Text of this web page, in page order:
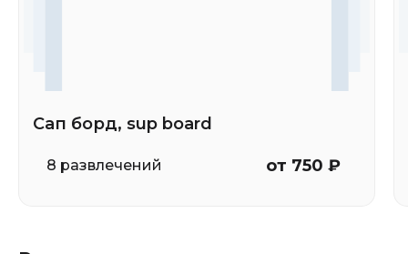
Сап борд, sup board
8 развлечений от 750 ₽